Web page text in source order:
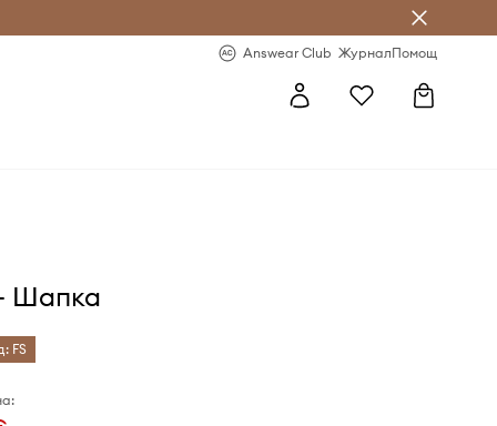
Answear Club ЖурналПомощ
Шапка
FS